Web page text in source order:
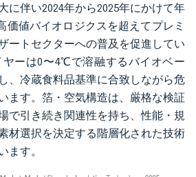
に伴い2024年から2025年にかけて年
価値バイオロジクスを超えてプレミ
ートセクターへの普及を促進してい
ヤーは0〜4℃で溶融するバイオベー
、冷蔵食料品基準に合致しながら危
ます。箔・空気構造は、厳格な検証
で引き続き関連性を持ち、性能・規
材選択を決定する階層化された技術
ます。